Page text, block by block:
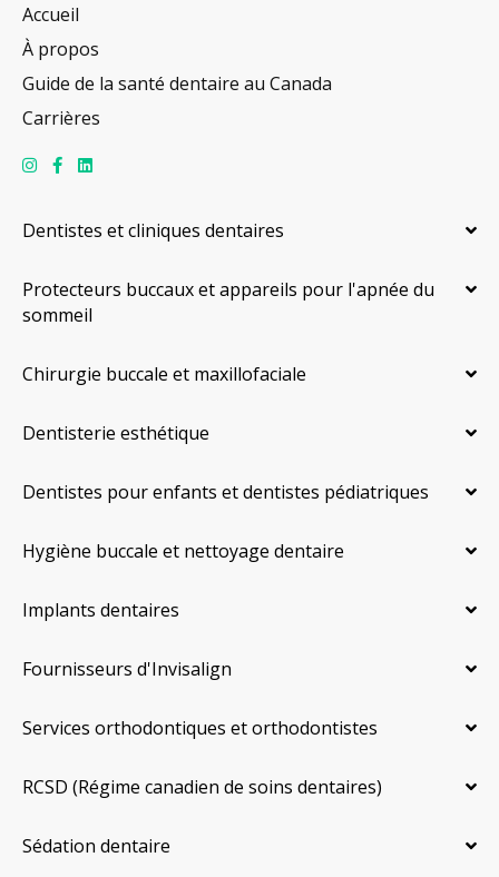
Accueil
À propos
Guide de la santé dentaire au Canada
Carrières
Dentistes et cliniques dentaires
Protecteurs buccaux et appareils pour l'apnée du
sommeil
Chirurgie buccale et maxillofaciale
Dentisterie esthétique
Dentistes pour enfants et dentistes pédiatriques
Hygiène buccale et nettoyage dentaire
Implants dentaires
Fournisseurs d'Invisalign
Services orthodontiques et orthodontistes
RCSD (Régime canadien de soins dentaires)
Sédation dentaire